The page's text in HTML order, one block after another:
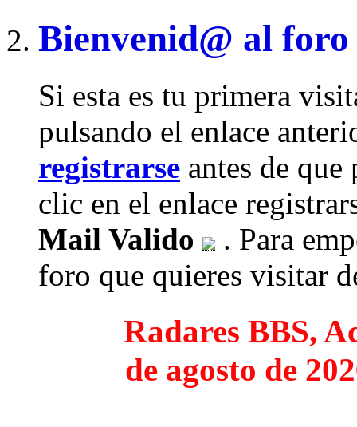
Bienvenid@ al
Si esta es tu primera
pulsando el enlace
registrarse antes de que
clic en el enlace
Mail Valido
. Para
foro que quieres visitar
Radares BBS,
de agosto de